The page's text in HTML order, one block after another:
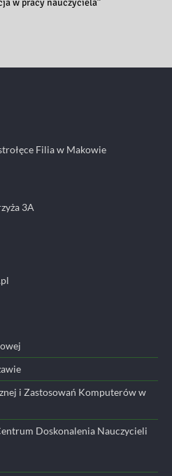
Filia w Makowie
3A
i Zastosowań Komputerów w
Doskonalenia Nauczycieli